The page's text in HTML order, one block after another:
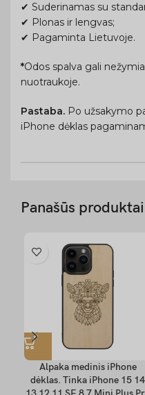
✔ Suderinamas su
✔ Plonas ir lengvas;
✔ Pagaminta Lietuvoje.
*Odos spalva gali
nuotraukoje.
Pastaba. Po užsakymo
iPhone dėklas
Panašūs produktai
Alpaka medinis iPhone
dėklas. Tinka iPhone 15 14